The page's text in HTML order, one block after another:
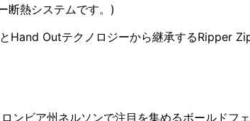
断熱システムです。)
Hand Outテクノロジーから継承するRipper
ンビア州ネルソンで注目を集めるボールドフ